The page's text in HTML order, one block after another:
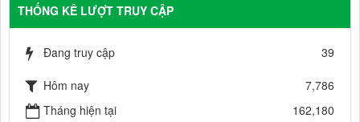
THỐNG KÊ LƯỢT TRUY CẬP
Đang truy cập 39
Hôm nay
7,786
Tháng hiện tại
162,180